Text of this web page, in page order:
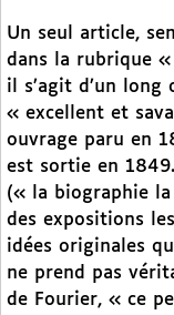
Un seul article,
dans la rubrique
il s’agit d’un long
« excellent et
ouvrage paru en
est sortie en
(« la biographie
des expositions
idées originales
ne prend pas
de Fourier, « ce